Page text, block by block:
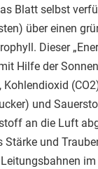
Blatt selbst
über einen
Dieser
Hilfe der
und
an die Luft
Stärke und